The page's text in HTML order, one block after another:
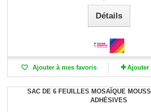
Détails
Ajouter à mes favoris Ajouter
SAC DE 6 FEUILLES MOSAÏQUE
ADHÉSIVES